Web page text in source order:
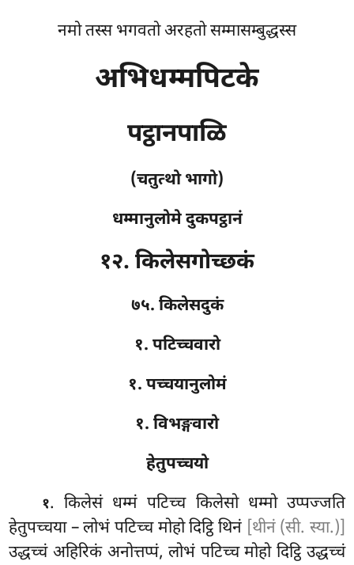
नमो तस्स भगवतो अरहतो सम्मासम्बुद्धस्स
अभिधम्मपिटके
पट्ठानपाळि
(चतुत्थो भागो)
धम्मानुलोमे दुकपट्ठानं
१२. किलेसगोच्छकं
७५. किलेसदुकं
१. पटिच्चवारो
१. पच्चयानुलोमं
१. विभङ्गवारो
हेतुपच्चयो
१. किलेसं धम्मं पटिच्च किलेसो धम्मो उप्पज्जति
हेतुपच्चया – लोभं पटिच्च मोहो दिट्ठि थिनं [थीनं (सी. स्या.)]
उद्धच्चं अहिरिकं अनोत्तप्पं, लोभं पटिच्च मोहो दिट्ठि उद्धच्चं